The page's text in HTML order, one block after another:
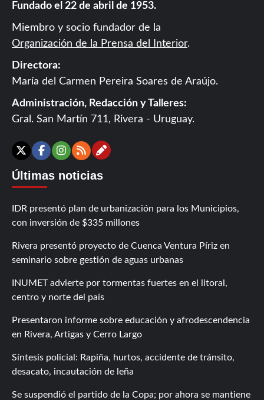
Fundado el 22 de abril de 1953.
Miembro y socio fundador de la
Organización de la Prensa del Interior.
Directora:
María del Carmen Pereira Soares de Araújo.
Administración, Redacción y Talleres:
Gral. San Martín 711, Rivera - Uruguay.
X Facebook
Instagram
RSSContáctanos
Últimas noticias
IDR presentó plan de urbanización para los Municipios,
con inversión de $335 millones
Rivera presentó proyecto de Cuenca Ventura Píriz en
seminario sobre gestión de aguas urbanas
INUMET advierte por tormentas fuertes en el litoral,
centro y norte del país
Presentaron informe sobre educación y afrodescendencia
en Rivera, Artigas y Cerro Largo
Síntesis policial: Rapiña, hurtos, accidente de tránsito,
desacato, incautación de leña
Se suspendió el partido de la Copa; por ahora se mantiene